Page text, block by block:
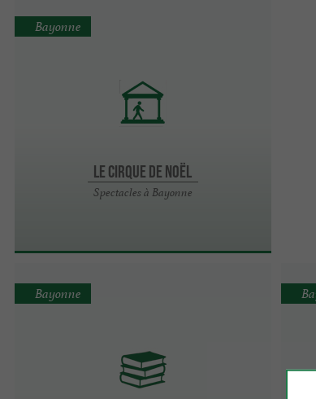
Le Cirque de Noël
Spectacles à Bayonne
Bayonne
Bayonne